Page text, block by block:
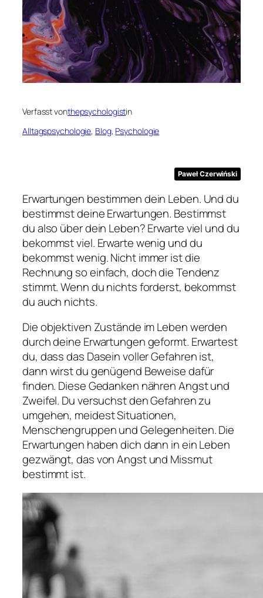
Verfasst vonthepsychologistin
Alltagspsychologie, Blog, Psychologie
Paweł Czerwiński
Erwartungen bestimmen dein Leben. Und du
bestimmst deine Erwartungen. Bestimmst
du also über dein Leben? Erwarte viel und du
bekommst viel. Erwarte wenig und du
bekommst wenig. Nicht immer ist die
Rechnung so einfach, doch die Tendenz
stimmt. Wenn du nichts forderst, bekommst
du auch nichts.
Die objektiven Zustände im Leben werden
durch deine Erwartungen geformt. Erwartest
du, dass das Dasein voller Gefahren ist,
dann wirst du genügend Beweise dafür
finden. Diese Gedanken nähren Angst und
Zweifel. Du versuchst den Gefahren zu
umgehen, meidest Situationen,
Menschengruppen und Gelegenheiten. Die
Erwartungen haben dich dann in ein Leben
gezwängt, das von Angst und Missmut
bestimmt ist.